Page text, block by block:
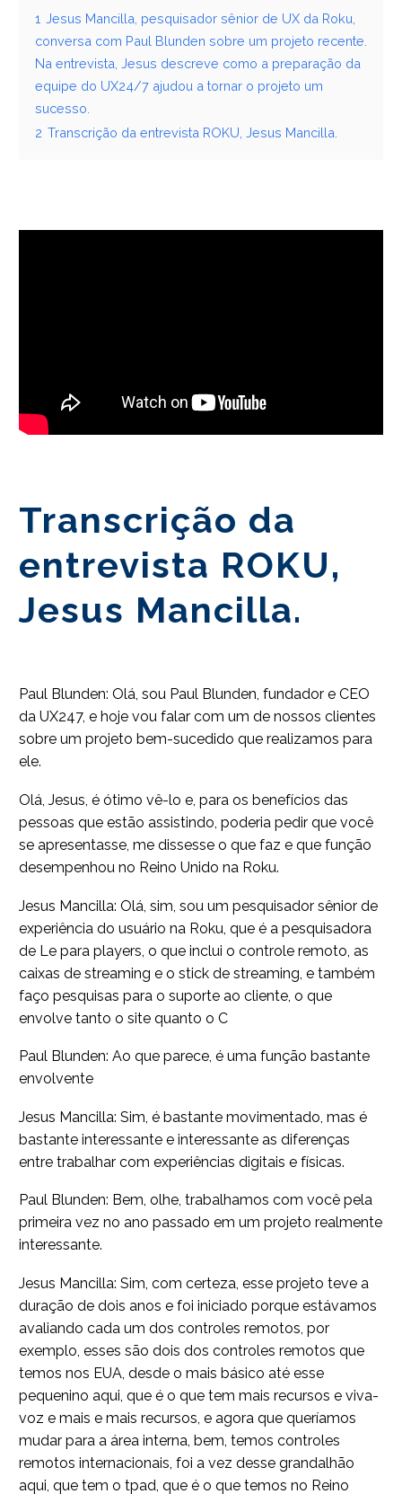
1 Jesus Mancilla, pesquisador sênior de UX da Roku,
conversa com Paul Blunden sobre um projeto recente.
Na entrevista, Jesus descreve como a preparação da
equipe do UX24/7 ajudou a tornar o projeto um
sucesso.
2 Transcrição da entrevista ROKU, Jesus Mancilla.
Transcrição da
entrevista ROKU,
Jesus Mancilla.
Paul Blunden: Olá, sou Paul Blunden, fundador e CEO
da UX247, e hoje vou falar com um de nossos clientes
sobre um projeto bem-sucedido que realizamos para
ele.
Olá, Jesus, é ótimo vê-lo e, para os benefícios das
pessoas que estão assistindo, poderia pedir que você
se apresentasse, me dissesse o que faz e que função
desempenhou no Reino Unido na Roku.
Jesus Mancilla: Olá, sim, sou um pesquisador sênior de
experiência do usuário na Roku, que é a pesquisadora
de Le para players, o que inclui o controle remoto, as
caixas de streaming e o stick de streaming, e também
faço pesquisas para o suporte ao cliente, o que
envolve tanto o site quanto o C
Paul Blunden: Ao que parece, é uma função bastante
envolvente
Jesus Mancilla: Sim, é bastante movimentado, mas é
bastante interessante e interessante as diferenças
entre trabalhar com experiências digitais e físicas.
Paul Blunden: Bem, olhe, trabalhamos com você pela
primeira vez no ano passado em um projeto realmente
interessante.
Jesus Mancilla: Sim, com certeza, esse projeto teve a
duração de dois anos e foi iniciado porque estávamos
avaliando cada um dos controles remotos, por
exemplo, esses são dois dos controles remotos que
temos nos EUA, desde o mais básico até esse
pequenino aqui, que é o que tem mais recursos e viva-
voz e mais e mais recursos, e agora que queríamos
mudar para a área interna, bem, temos controles
remotos internacionais, foi a vez desse grandalhão
aqui, que tem o tpad, que é o que temos no Reino